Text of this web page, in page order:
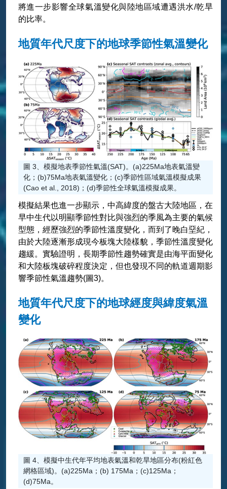
將進一步影響全球氣溫變化與陸地區域遭遇洪水/乾旱
的比率。
地質年代尺度下的地球季節性氣溫變化
圖 3、模擬地表季節性氣溫(SAT)。(a)225Ma地表氣溫變
化；(b)75Ma地表氣溫變化；(c)季節性區域氣溫模擬成果
(Cao et al., 2018)；(d)季節性全球氣溫模擬成果。
模擬結果也進一步顯示，中高緯度的盤古大陸地區，在
早中生代以明顯季節性對比與強烈的季風為主要的氣候
型態，經歷強烈的季節性溫度變化，而到了晚白堊紀，
由於大陸逐漸形成現今板塊大陸樣貌，季節性溫度變化
趨緩。實驗證明，長期季節性趨勢確實是由海平面變化
和大陸板塊破碎程度決定，但也發現不同的軌道週期影
響季節性氣溫趨勢(圖3)。
地質年代尺度下的地球經度與緯度氣溫
變化
圖 4、模擬中生代年平均地表氣溫和乾旱地區分布(粉紅色
網格區域)。(a)225Ma；(b) 175Ma；(c)125Ma；
(d)75Ma。